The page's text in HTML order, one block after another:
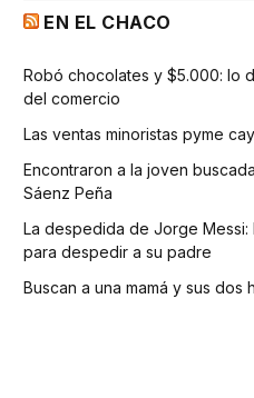
EN EL CHACO
Robó chocolates y $5.000: lo
del comercio
Las ventas minoristas pyme
Encontraron a la joven
Sáenz Peña
La despedida de Jorge Messi:
para despedir a su padre
Buscan a una mamá y sus dos